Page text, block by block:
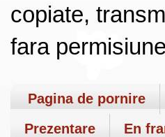
copiate,
fara
Pagina de pornire
Prezentare
En